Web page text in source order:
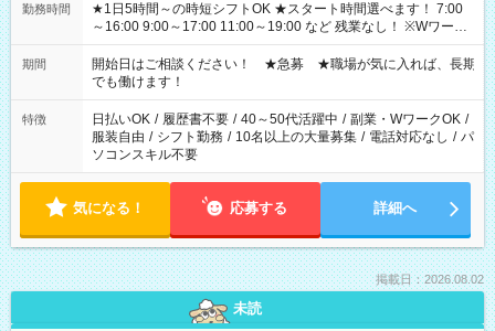
勤務時間
★1日5時間～の時短シフトOK ★スタート時間選べます！ 7:00
～16:00 9:00～17:00 11:00～19:00 など 残業なし！ ※Wワーク
の場合、他のお仕事と合わせ週40時間超の就業はご案内できま
せん ※法令に基づき、週20時間以上勤務は社会保険への加入対
象となります ※労働者派遣法（日雇い派遣の原則禁止）によ
り、短時間・短期間の就業はご案内が難しい場合があります
期間
開始日はご相談ください！ ★急募 ★職場が気に入れば、長期
でも働けます！
特徴 日払いOK / 履歴書不要 / 40～50代活躍中 / 副業・WワークOK /
服装自由 / シフト勤務 / 10名以上の大量募集 / 電話対応なし / パ
ソコンスキル不要
気になる！ 応募する 詳細へ
掲載日：2026.08.02
未読